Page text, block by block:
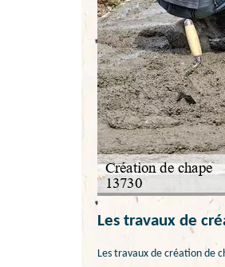
Les travaux de
Les travaux de création de